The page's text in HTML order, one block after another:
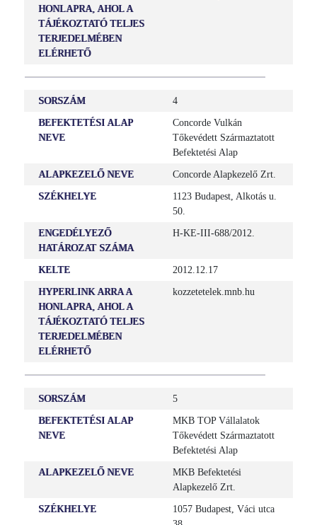
HONLAPRA, AHOL A
TÁJÉKOZTATÓ TELJES
TERJEDELMÉBEN
ELÉRHETŐ
SORSZÁM 4
BEFEKTETÉSI ALAP
NEVE
Concorde Vulkán
Tőkevédett Származtatott
Befektetési Alap
ALAPKEZELŐ NEVE Concorde Alapkezelő Zrt.
SZÉKHELYE
1123 Budapest, Alkotás u.
50.
ENGEDÉLYEZŐ
HATÁROZAT SZÁMA
H-KE-III-688/2012.
KELTE 2012.12.17
HYPERLINK ARRA A
HONLAPRA, AHOL A
TÁJÉKOZTATÓ TELJES
TERJEDELMÉBEN
ELÉRHETŐ
kozzetetelek.mnb.hu
SORSZÁM 5
BEFEKTETÉSI ALAP
NEVE
MKB TOP Vállalatok
Tőkevédett Származtatott
Befektetési Alap
ALAPKEZELŐ NEVE
MKB Befektetési
Alapkezelő Zrt.
SZÉKHELYE
1057 Budapest, Váci utca